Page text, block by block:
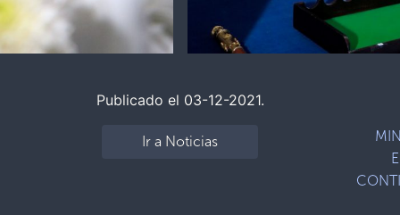
Publicado el 03-12-2021.
Ir a Noticias